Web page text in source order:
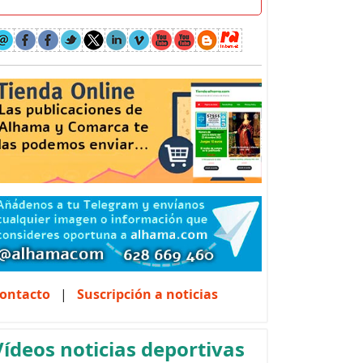
| Suscripción a noticias
noticias deportivas